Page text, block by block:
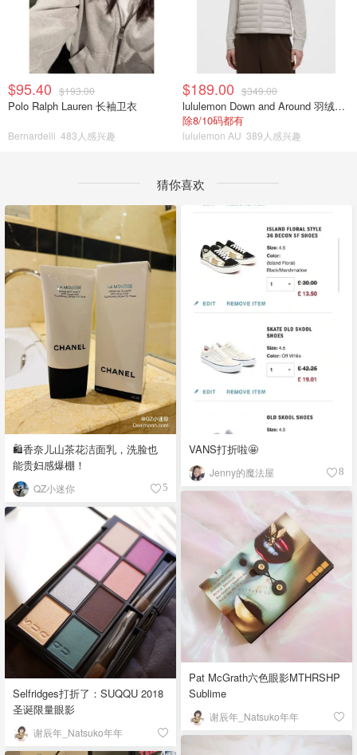
$95.40 $193.00
Polo Ralph Lauren 长袖卫衣
Bernardelli 483人感兴趣
$189.00 $349.00
lululemon Down and Around 羽绒夹克
除8/10码都有
lululemon AU 389人感兴趣
猜你喜欢
🛍️香奈儿山茶花洁面乳，洗脸也
能贵妇感爆棚！
QZ小迷你 5
VANS打折啦🤩
Jenny的魔法屋 8
Pat McGrath六色眼影MTHRSHP
Sublime
谢辰年_Natsuko年年
Selfridges打折了：SUQQU 2018
圣诞限量眼影
谢辰年_Natsuko年年